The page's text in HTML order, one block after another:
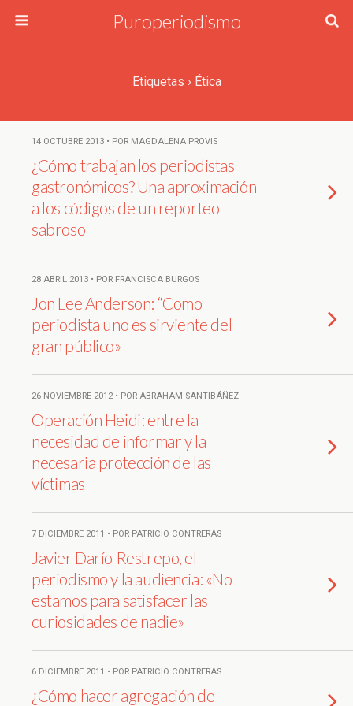
Puroperiodismo
Etiquetas › Ética
14 OCTUBRE 2013 • POR MAGDALENA PROVIS
¿Cómo trabajan los periodistas
gastronómicos? Una aproximación
a los códigos de un reporteo
sabroso
28 ABRIL 2013 • POR FRANCISCA BURGOS
Jon Lee Anderson: “Como
periodista uno es sirviente del
gran público»
26 NOVIEMBRE 2012 • POR ABRAHAM SANTIBÁÑEZ
Operación Heidi: entre la
necesidad de informar y la
necesaria protección de las
víctimas
7 DICIEMBRE 2011 • POR PATRICIO CONTRERAS
Javier Darío Restrepo, el
periodismo y la audiencia: «No
estamos para satisfacer las
curiosidades de nadie»
6 DICIEMBRE 2011 • POR PATRICIO CONTRERAS
¿Cómo hacer agregación de